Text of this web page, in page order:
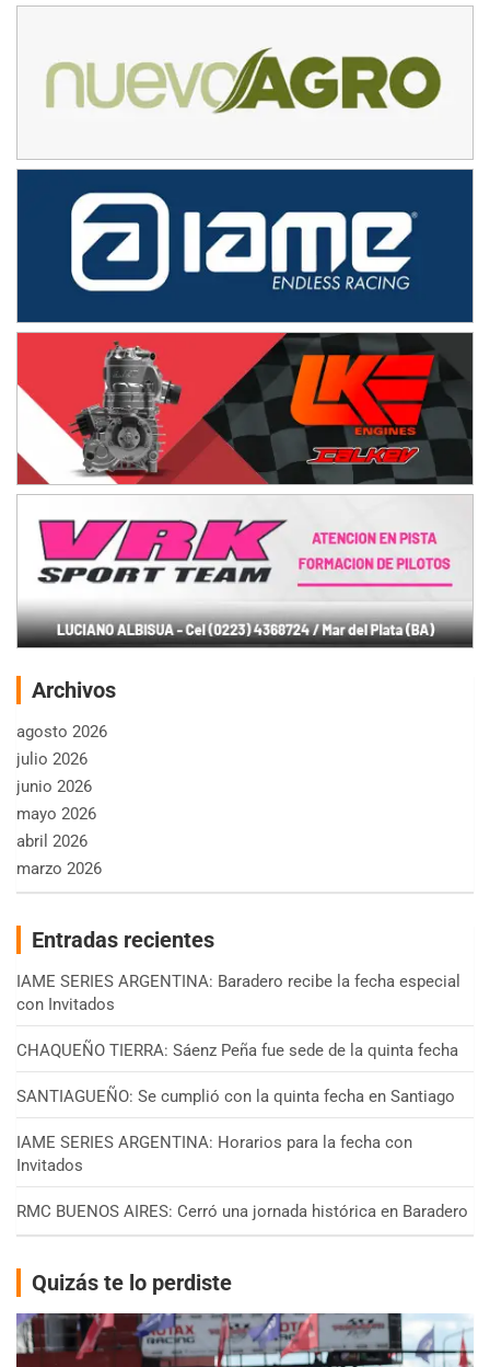
Archivos
agosto 2026
julio 2026
junio 2026
mayo 2026
abril 2026
marzo 2026
Entradas recientes
IAME SERIES ARGENTINA: Baradero recibe la fecha especial
con Invitados
CHAQUEÑO TIERRA: Sáenz Peña fue sede de la quinta fecha
SANTIAGUEÑO: Se cumplió con la quinta fecha en Santiago
IAME SERIES ARGENTINA: Horarios para la fecha con
Invitados
RMC BUENOS AIRES: Cerró una jornada histórica en Baradero
Quizás te lo perdiste